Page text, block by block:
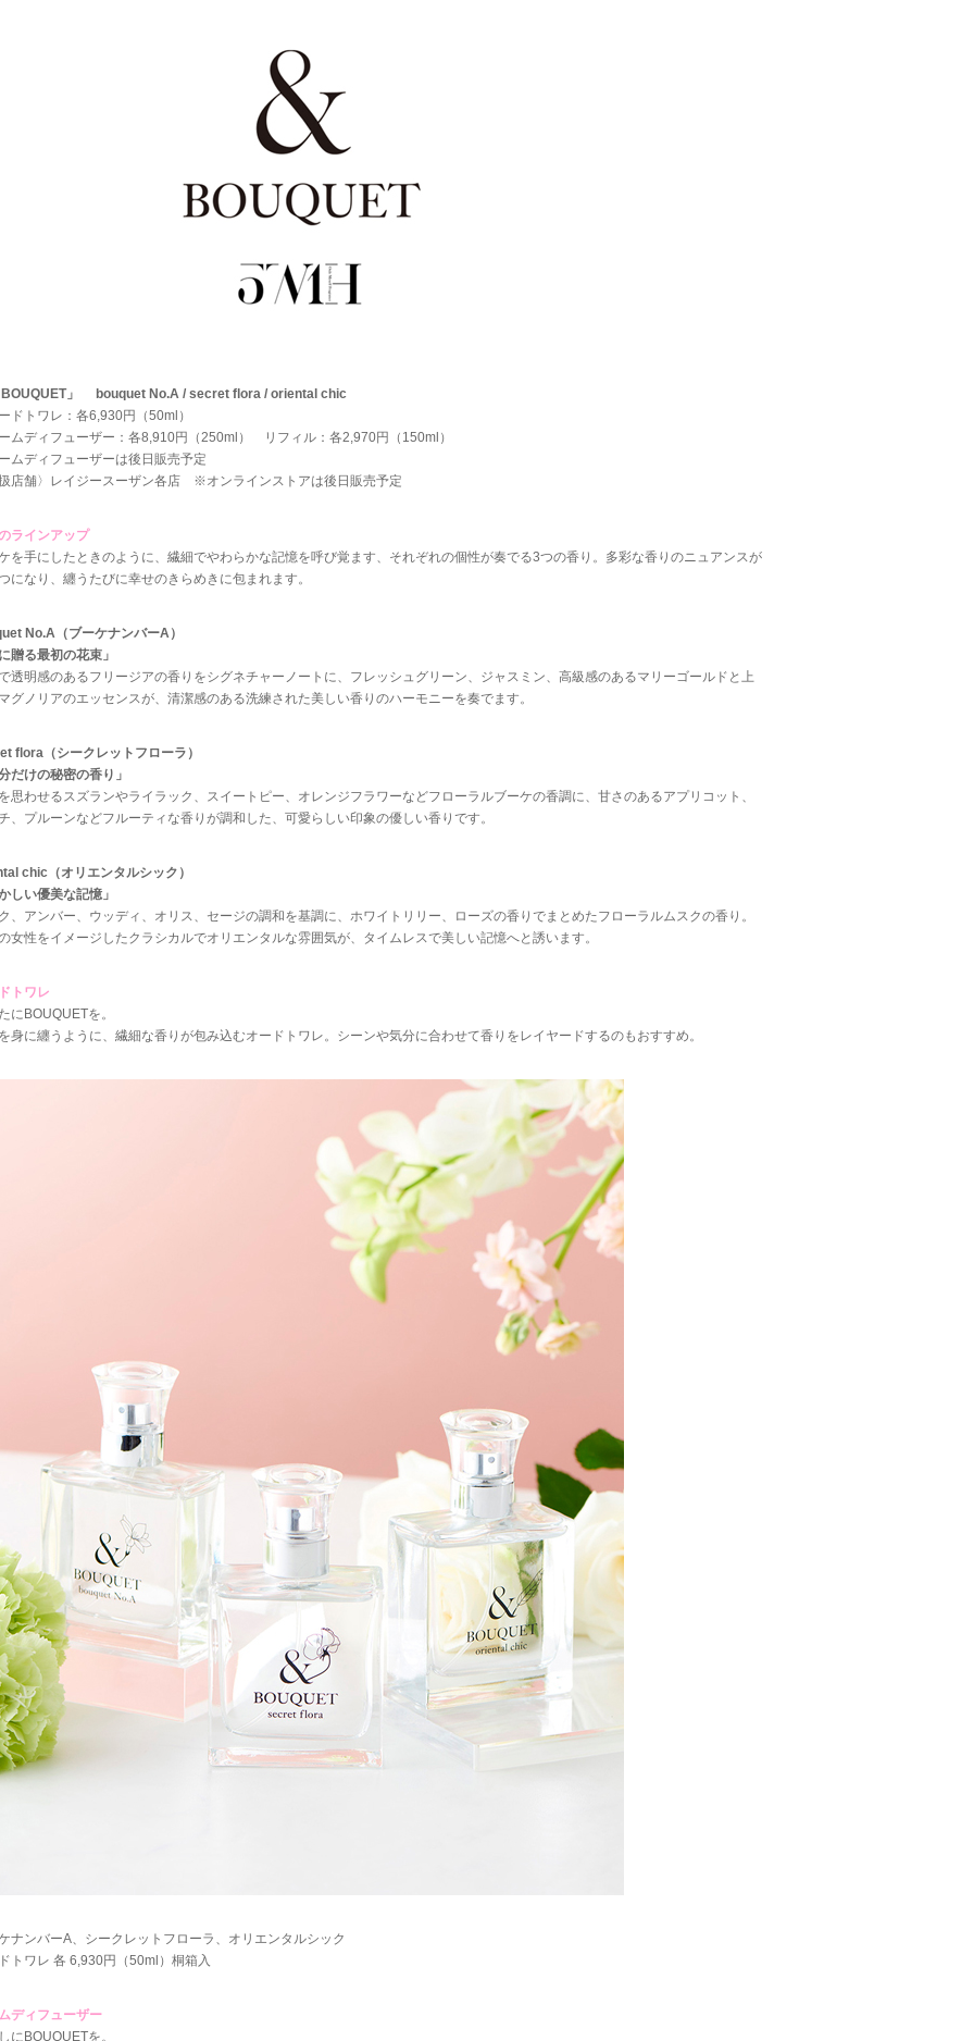
BOUQUET」 bouquet No.A / secret flora / oriental chic
ドトワレ：各6,930円（50ml）
ームディフューザー：各8,910円（250ml） リフィル：各2,970円（150ml）
ムディフューザーは後日販売予定
扱店舗〉レイジースーザン各店 ※オンラインストアは後日販売予定
ラインアップ
を手にしたときのように、繊細でやわらかな記憶を呼び覚ます、それぞれの個性が奏でる3つの香り。多彩な香りのニュアンスが
になり、纏うたびに幸せのきらめきに包まれます。
No.A（ブーケナンバーA）
に贈る最初の花束」
透明感のあるフリージアの香りをシグネチャーノートに、フレッシュグリーン、ジャスミン、高級感のあるマリーゴールドと上
グノリアのエッセンスが、清潔感のある洗練された美しい香りのハーモニーを奏でます。
flora（シークレットフローラ）
分だけの秘密の香り」
思わせるスズランやライラック、スイートピー、オレンジフラワーなどフローラルブーケの香調に、甘さのあるアプリコット、
、プルーンなどフルーティな香りが調和した、可愛らしい印象の優しい香りです。
chic（オリエンタルシック）
かしい優美な記憶」
、アンバー、ウッディ、オリス、セージの調和を基調に、ホワイトリリー、ローズの香りでまとめたフローラルムスクの香り。
女性をイメージしたクラシカルでオリエンタルな雰囲気が、タイムレスで美しい記憶へと誘います。
トワレ
にBOUQUETを。
身に纏うように、繊細な香りが包み込むオードトワレ。シーンや気分に合わせて香りをレイヤードするのもおすすめ。
ナンバーA、シークレットフローラ、オリエンタルシック
トワレ 各 6,930円（50ml）桐箱入
ディフューザー
にBOUQUETを。